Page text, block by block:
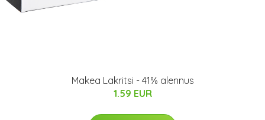
Makea Lakritsi - 41% alennus
1.59 EUR